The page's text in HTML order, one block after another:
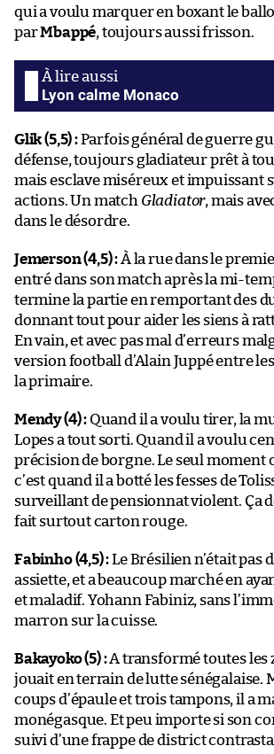
qui a voulu marquer en boxant le
parMbappé, toujours aussi frisson.
Lyon calme Monaco
Glik (5,5) :Parfois général de guerre
défense, toujours gladiateur prêt à
mais esclave miséreux et impuissant
actions. Un match Gladiator, mais
dans le désordre.
Jemerson (4,5) :À la rue dans le
entré dans son match après la mi-
termine la partie en remportant des
donnant tout pour aider les siens à
En vain, et avec pas mal d’erreurs
version football d’Alain Juppé entre
la primaire.
Mendy (4) : Quand il a voulu tirer, la
Lopes a tout sorti. Quand il a voulu
précision de borgne. Le seul moment
c’est quand il a botté les fesses de
surveillant de pensionnat violent. Ça
fait surtout carton rouge.
Fabinho (4,5) :Le Brésilien n’était pas
assiette, et a beaucoup marché en
et maladif. Yohann Fabiniz, sans
marron sur la cuisse.
Bakayoko (5) :A transformé toutes les
jouait en terrain de lutte sénégalaise.
coups d’épaule et trois tampons, il a
monégasque. Et peu importe si son
suivi d’une frappe de district